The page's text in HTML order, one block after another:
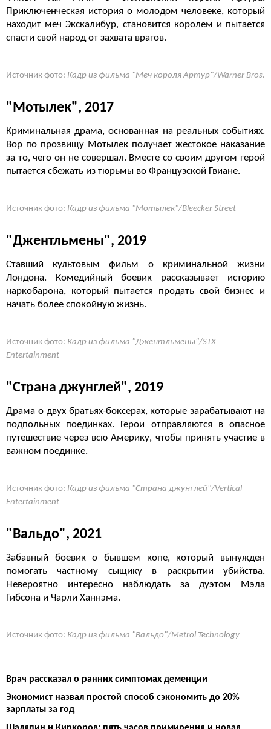
Приключенческая история о молодом человеке, который
находит меч Экскалибур, становится королем и пытается
спасти свой народ от захвата врагов.
Источник фото: Кадр из фильма "Меч короля Артур"/Warner Bros.
"Мотылек", 2017
Криминальная драма, основанная на реальных событиях.
Вор по прозвищу Мотылек получает жестокое наказание
за то, чего он не совершал. Вместе со своим другом герой
пытается сбежать из тюрьмы во Французской Гвиане.
Источник фото: Кадр из фильма "Мотылек"/Bleecker Street
"Джентльмены", 2019
Ставший культовым фильм о криминальной жизни
Лондона. Комедийный боевик рассказывает историю
наркобарона, который пытается продать свой бизнес и
начать более спокойную жизнь.
Источник фото: Кадр из фильма "Джентльмены"/STX
Entertainment
"Страна джунглей", 2019
Драма о двух братьях-боксерах, которые зарабатывают на
подпольных поединках. Герои отправляются в опасное
путешествие через всю Америку, чтобы принять участие в
важном поединке.
Источник фото: Кадр из фильма "Страна джунглей"/Vertical
Entertainment
"Вальдо", 2021
Забавный боевик о бывшем копе, который вынужден
помогать частному сыщику в раскрытии убийства.
Невероятно интересно наблюдать за дуэтом Мэла
Гибсона и Чарли Ханнэма.
Источник фото: Кадр из фильма "Вальдо"/Metrol Technology
Врач рассказал о ранних симптомах деменции
Экономист назвал простой способ сэкономить до 20%
зарплаты за год